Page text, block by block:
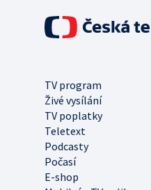
TV program
Živé vysílání
TV poplatky
Teletext
Podcasty
Počasí
E-shop